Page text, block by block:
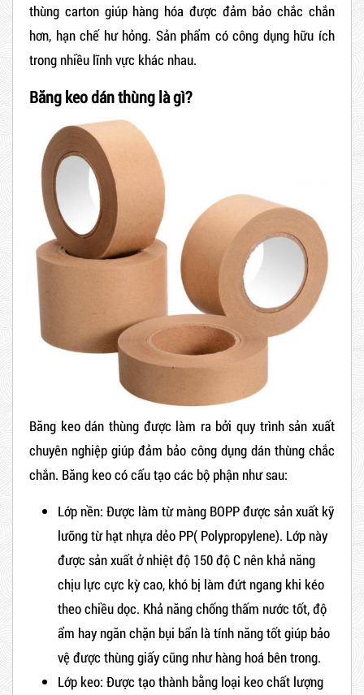
thùng carton giúp hàng hóa được đảm bảo chắc chắn
hơn, hạn chế hư hỏng. Sản phẩm có công dụng hữu ích
trong nhiều lĩnh vực khác nhau.
Băng keo dán thùng là gì?
Băng keo dán thùng được làm ra bởi quy trình sản xuất
chuyên nghiệp giúp đảm bảo công dụng dán thùng chắc
chắn. Băng keo có cấu tạo các bộ phận như sau:
Lớp nền: Được làm từ màng BOPP được sản xuất kỹ
lưỡng từ hạt nhựa dẻo PP( Polypropylene). Lớp này
được sản xuất ở nhiệt độ 150 độ C nên khả năng
chịu lực cực kỳ cao, khó bị làm đứt ngang khi kéo
theo chiều dọc. Khả năng chống thấm nước tốt, độ
ẩm hay ngăn chặn bụi bẩn là tính năng tốt giúp bảo
vệ được thùng giấy cũng như hàng hoá bên trong.
Lớp keo: Được tạo thành bằng loại keo chất lượng